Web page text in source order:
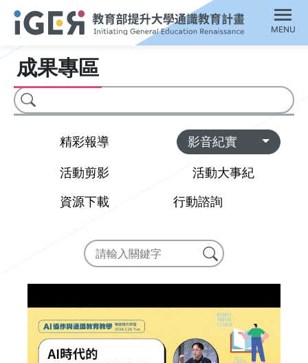
MENU
成果專區
搜尋
精彩報導 影音紀實
活動剪影
活動大事紀
資源下載
行動諮詢
搜尋 搜尋成果專區